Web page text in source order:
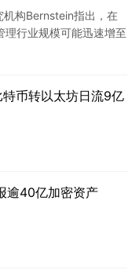
构Bernstein指出，在
理行业规模可能迅速增至
币转以太坊日流9亿
逾40亿加密资产